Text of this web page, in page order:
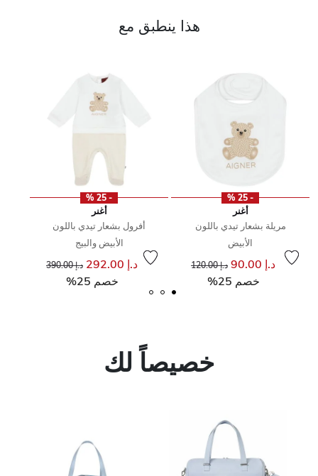
هذا ينطبق مع
سعر مخفض من
- 25 %
أغنر
مريلة بشعار تيدي باللون
الأبيض
د.إ 90.00 د.إ 120.00
خصم 25%
- 25 %
أغنر
أفرول بشعار تيدي باللون
الأبيض والبيج
د.إ 292.00 د.إ 390.00
خصم 25%
خصيصاً لك